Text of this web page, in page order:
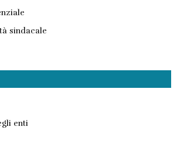
sindacale
enti